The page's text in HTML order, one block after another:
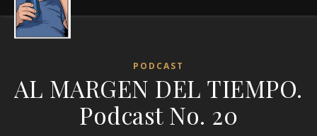
PODCAST
AL MARGEN DEL TIEMPO.
Podcast No. 20